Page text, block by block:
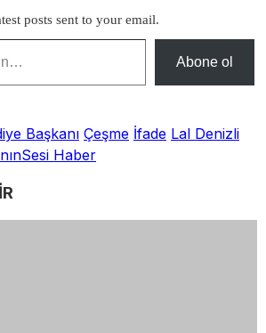
posts sent to your email.
Abone ol
Başkanı Çeşme İfade Lal Denizli
Haber